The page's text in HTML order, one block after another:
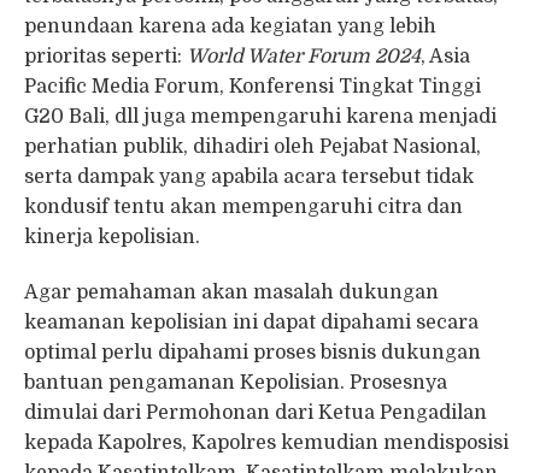
penundaan karena ada kegiatan yang lebih
prioritas seperti: World Water Forum 2024, Asia
Pacific Media Forum, Konferensi Tingkat Tinggi
G20 Bali, dll juga mempengaruhi karena menjadi
perhatian publik, dihadiri oleh Pejabat Nasional,
serta dampak yang apabila acara tersebut tidak
kondusif tentu akan mempengaruhi citra dan
kinerja kepolisian.
Agar pemahaman akan masalah dukungan
keamanan kepolisian ini dapat dipahami secara
optimal perlu dipahami proses bisnis dukungan
bantuan pengamanan Kepolisian. Prosesnya
dimulai dari Permohonan dari Ketua Pengadilan
kepada Kapolres, Kapolres kemudian mendisposisi